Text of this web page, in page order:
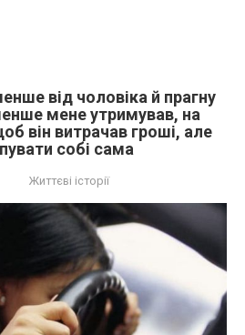
від чоловіка й прагну
мене утримував, на
він витрачав гроші, але
собі сама
Життєві історії